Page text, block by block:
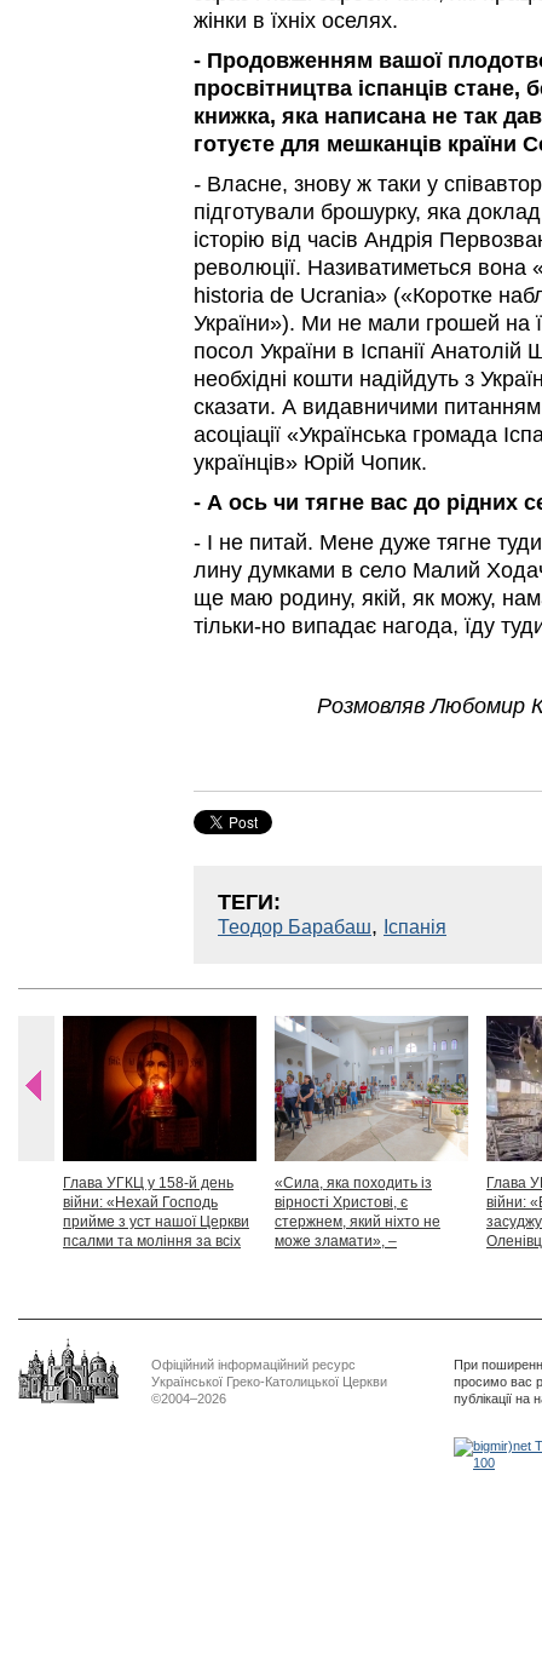
жінки в їхніх оселях.
- Продовженням вашої
просвітництва іспанців стане,
книжка, яка написана не так
готуєте для мешканців країни
- Власне, знову ж таки у
підготували брошурку, яка
історію від часів Андрія
революції. Називатиметься вона
historia de Ucrania» («Коротке
України»). Ми не мали грошей на
посол України в Іспанії
необхідні кошти надійдуть з
сказати. А видавничими
асоціації «Українська громада
українців» Юрій Чопик.
- А ось чи тягне вас до рідних
- І не питай. Мене дуже тягне
лину думками в село Малий
ще маю родину, якій, як можу,
тільки-но випадає нагода, їду
Розмовляв Любомир
ТЕГИ:
Теодор Барабаш, Іспанія
Глава УГКЦ у 158-й день
війни: «Нехай Господь
прийме з уст нашої Церкви
псалми та моління за всіх
«Сила, яка походить із
вірності Христові, є
стержнем, який ніхто не
може зламати», –
Глава
війни:
Офіційний інформаційний ресурс
Української Греко-Католицької Церкви
©2004–2026
При
просимо вас
публікації на